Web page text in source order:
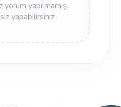
yorum yapılmamış.
yapabilirsiniz!